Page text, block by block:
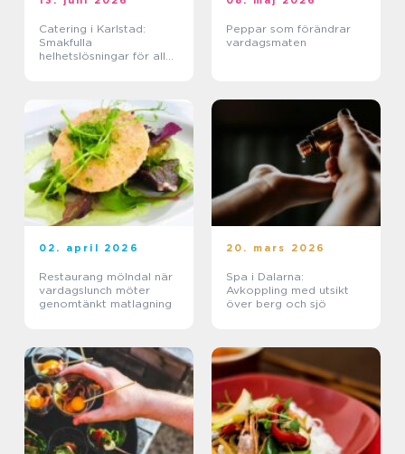
Catering i Karlstad:
Smakfulla
helhetslösningar för alla
Peppar som förändrar
vardagsmaten
02. april 2026
Restaurang mölndal när
vardagslunch möter
genomtänkt matlagning
20. mars 2026
Spa i Dalarna:
Avkoppling med utsikt
över berg och sjö